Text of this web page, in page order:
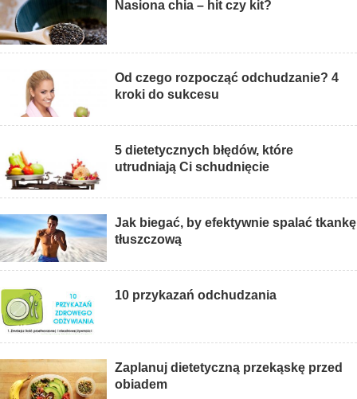
Nasiona chia – hit czy kit?
Od czego rozpocząć odchudzanie? 4
kroki do sukcesu
5 dietetycznych błędów, które
utrudniają Ci schudnięcie
Jak biegać, by efektywnie spalać tkankę
tłuszczową
10 przykazań odchudzania
Zaplanuj dietetyczną przekąskę przed
obiadem